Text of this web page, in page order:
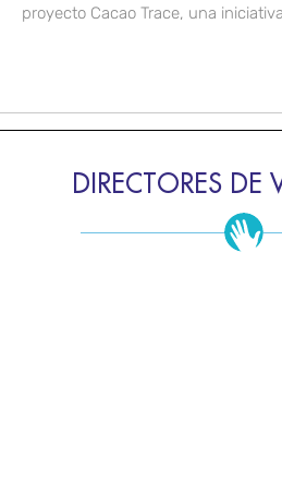
proyecto Cacao Trace, una
DIRECTORES DE